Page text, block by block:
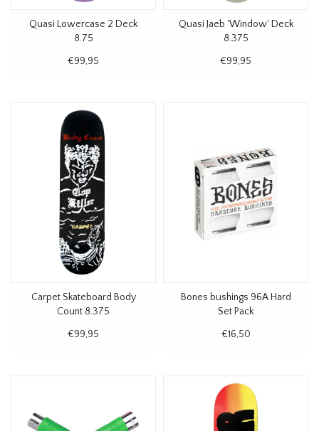
Quasi Lowercase 2 Deck
8.75
€99,95
Quasi Jaeb 'Window' Deck
8.375
€99,95
Carpet Skateboard Body
Count 8.375
€99,95
Bones bushings 96A Hard
Set Pack
€16,50